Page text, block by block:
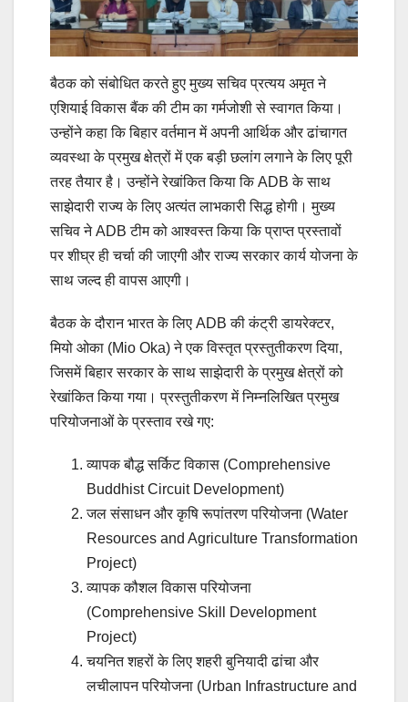
बैठक को संबोधित करते हुए मुख्य सचिव प्रत्यय अमृत ने
एशियाई विकास बैंक की टीम का गर्मजोशी से स्वागत किया।
उन्होंने कहा कि बिहार वर्तमान में अपनी आर्थिक और ढांचागत
व्यवस्था के प्रमुख क्षेत्रों में एक बड़ी छलांग लगाने के लिए पूरी
तरह तैयार है। उन्होंने रेखांकित किया कि ADB के साथ
साझेदारी राज्य के लिए अत्यंत लाभकारी सिद्ध होगी। मुख्य
सचिव ने ADB टीम को आश्वस्त किया कि प्राप्त प्रस्तावों
पर शीघ्र ही चर्चा की जाएगी और राज्य सरकार कार्य योजना के
साथ जल्द ही वापस आएगी।
बैठक के दौरान भारत के लिए ADB की कंट्री डायरेक्टर,
मियो ओका (Mio Oka) ने एक विस्तृत प्रस्तुतीकरण दिया,
जिसमें बिहार सरकार के साथ साझेदारी के प्रमुख क्षेत्रों को
रेखांकित किया गया। प्रस्तुतीकरण में निम्नलिखित प्रमुख
परियोजनाओं के प्रस्ताव रखे गए:
व्यापक बौद्ध सर्किट विकास (Comprehensive
Buddhist Circuit Development)
जल संसाधन और कृषि रूपांतरण परियोजना (Water
Resources and Agriculture Transformation
Project)
व्यापक कौशल विकास परियोजना
(Comprehensive Skill Development
Project)
चयनित शहरों के लिए शहरी बुनियादी ढांचा और
लचीलापन परियोजना (Urban Infrastructure and